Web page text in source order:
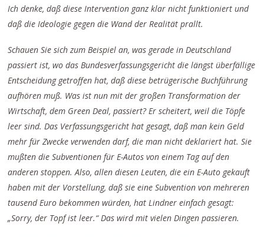
Ich denke, daß diese Intervention ganz klar nicht funktioniert und
daß die Ideologie gegen die Wand der Realität prallt.
Schauen Sie sich zum Beispiel an, was gerade in Deutschland
passiert ist, wo das Bundesverfassungsgericht die längst überfällige
Entscheidung getroffen hat, daß diese betrügerische Buchführung
aufhören muß. Was ist nun mit der großen Transformation der
Wirtschaft, dem Green Deal, passiert? Er scheitert, weil die Töpfe
leer sind. Das Verfassungsgericht hat gesagt, daß man kein Geld
mehr für Zwecke verwenden darf, die man nicht deklariert hat. Sie
mußten die Subventionen für E-Autos von einem Tag auf den
anderen stoppen. Also, allen diesen Leuten, die ein E-Auto gekauft
haben mit der Vorstellung, daß sie eine Subvention von mehreren
tausend Euro bekommen würden, hat Lindner einfach gesagt:
„Sorry, der Topf ist leer.“ Das wird mit vielen Dingen passieren.